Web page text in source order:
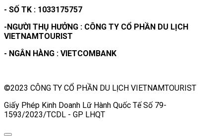
- SỐ TK : 1033175757
-NGƯỜI THỤ HƯỞNG : CÔNG TY CỔ PHẦN DU LỊCH
VIETNAMTOURIST
- NGÂN HÀNG : VIETCOMBANK
©2023 CÔNG TY CỔ PHẦN DU LỊCH VIETNAMTOURIST
Giấy Phép Kinh Doanh Lữ Hành Quốc Tế Số 79-
1593/2023/TCDL - GP LHQT